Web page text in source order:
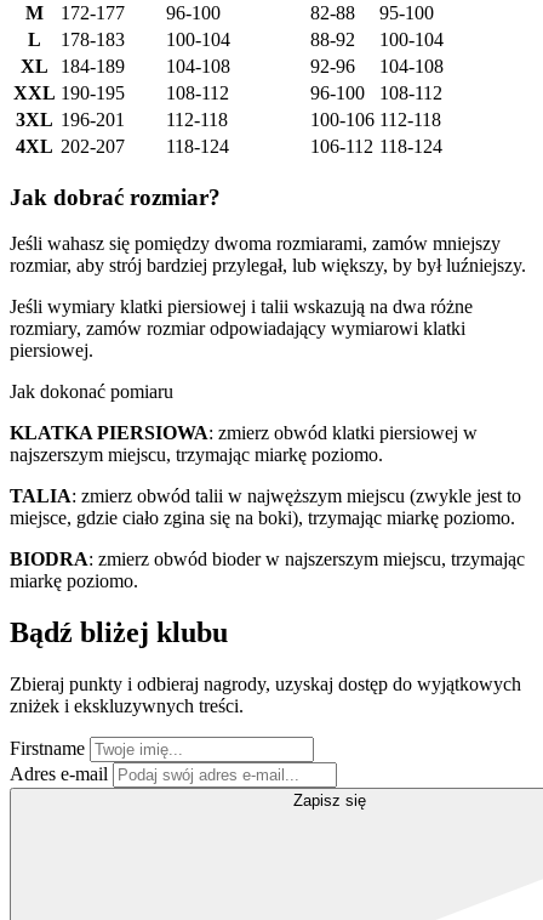
M
172-177 96-100 82-88
95-100
L
178-183 100-104 88-92
100-104
XL
184-189 104-108 92-96
104-108
XXL 190-195 108-112 96-100
108-112
3XL 196-201 112-118 100-106 112-118
4XL 202-207 118-124 106-112 118-124
Jak dobrać rozmiar?
Jeśli wahasz się pomiędzy dwoma rozmiarami, zamów mniejszy
rozmiar, aby strój bardziej przylegał, lub większy, by był luźniejszy.
Jeśli wymiary klatki piersiowej i talii wskazują na dwa różne
rozmiary, zamów rozmiar odpowiadający wymiarowi klatki
piersiowej.
Jak dokonać pomiaru
KLATKA PIERSIOWA: zmierz obwód klatki piersiowej w
najszerszym miejscu, trzymając miarkę poziomo.
TALIA: zmierz obwód talii w najwęższym miejscu (zwykle jest to
miejsce, gdzie ciało zgina się na boki), trzymając miarkę poziomo.
BIODRA: zmierz obwód bioder w najszerszym miejscu, trzymając
miarkę poziomo.
Bądź bliżej klubu
Zbieraj punkty i odbieraj nagrody, uzyskaj dostęp do wyjątkowych
zniżek i ekskluzywnych treści.
Firstname
Adres e-mail
Zapisz się